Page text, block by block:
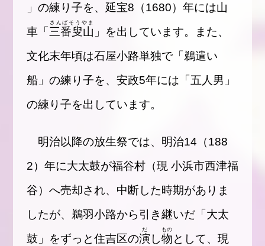
」の練り子を、延宝8（1680）年には山
車「 三番叟山
さんばそうやま
」を出しています。また、
文化末年頃は石屋小路単独で「鵜遣い
船」の練り子を、安政5年には「五人男」
の練り子を出しています。
明治以降の放生祭では、明治14（188
2）年に大太鼓が福谷村（現 小浜市西津福
谷）へ売却され、中断した時期がありま
したが、鵜羽小路から引き継いだ「大太
鼓」をずっと住吉区の演
だ
し物
もの
として、現